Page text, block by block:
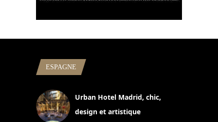
ESPAGNE
Urban Hotel Madrid, chic,
design et artistique